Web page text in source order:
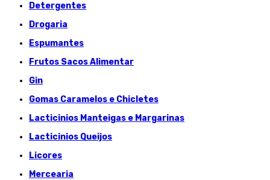
Detergentes
Drogaria
Espumantes
Frutos Sacos Alimentar
Gin
Gomas Caramelos e Chicletes
Lacticinios Manteigas e Margarinas
Lacticinios Queijos
Licores
Mercearia